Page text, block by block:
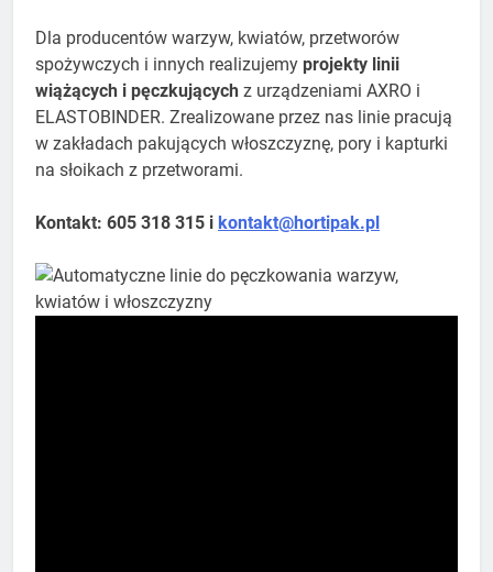
Dla producentów warzyw, kwiatów, przetworów
spożywczych i innych realizujemy projekty linii
wiążących i pęczkujących z urządzeniami AXRO i
ELASTOBINDER. Zrealizowane przez nas linie pracują
w zakładach pakujących włoszczyznę, pory i kapturki
na słoikach z przetworami.
Kontakt: 605 318 315 i kontakt@hortipak.pl